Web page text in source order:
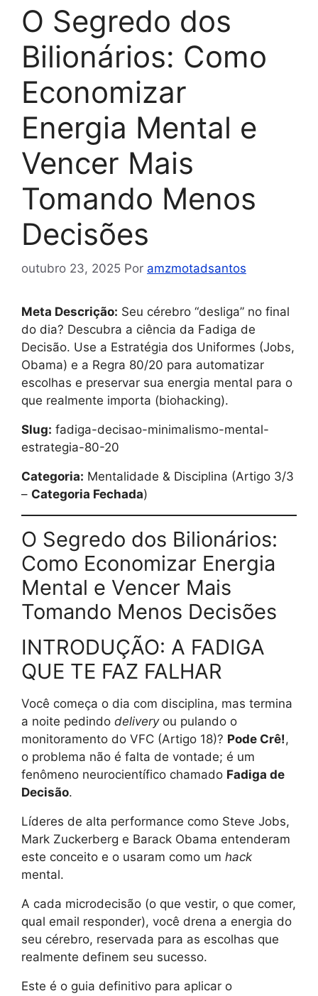
O Segredo dos
Bilionários: Como
Economizar
Energia Mental e
Vencer Mais
Tomando Menos
Decisões
outubro 23, 2025 Por amzmotadsantos
Meta Descrição: Seu cérebro “desliga” no final
do dia? Descubra a ciência da Fadiga de
Decisão. Use a Estratégia dos Uniformes (Jobs,
Obama) e a Regra 80/20 para automatizar
escolhas e preservar sua energia mental para o
que realmente importa (biohacking).
Slug: fadiga-decisao-minimalismo-mental-
estrategia-80-20
Categoria: Mentalidade & Disciplina (Artigo 3/3
– Categoria Fechada)
O Segredo dos Bilionários:
Como Economizar Energia
Mental e Vencer Mais
Tomando Menos Decisões
INTRODUÇÃO: A FADIGA
QUE TE FAZ FALHAR
Você começa o dia com disciplina, mas termina
a noite pedindo deliveryou pulando o
monitoramento do VFC (Artigo 18)? Pode Crê!,
o problema não é falta de vontade; é um
fenômeno neurocientífico chamado Fadiga de
Decisão.
Líderes de alta performance como Steve Jobs,
Mark Zuckerberg e Barack Obama entenderam
este conceito e o usaram como um hack
mental.
A cada microdecisão (o que vestir, o que comer,
qual email responder), você drena a energia do
seu cérebro, reservada para as escolhas que
realmente definem seu sucesso.
Este é o guia definitivo para aplicar o